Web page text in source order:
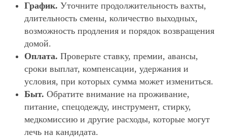
График. Уточните продолжительность вахты,
длительность смены, количество выходных,
возможность продления и порядок возвращения
домой.
Оплата. Проверьте ставку, премии, авансы,
сроки выплат, компенсации, удержания и
условия, при которых сумма может измениться.
Быт. Обратите внимание на проживание,
питание, спецодежду, инструмент, стирку,
медкомиссию и другие расходы, которые могут
лечь на кандидата.